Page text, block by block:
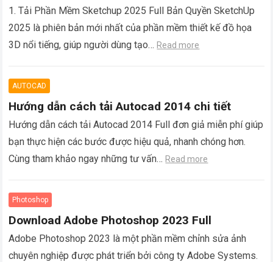
1. Tải Phần Mềm Sketchup 2025 Full Bản Quyền SketchUp
2025 là phiên bản mới nhất của phần mềm thiết kế đồ họa
3D nổi tiếng, giúp người dùng tạo… Read more
AUTOCAD
Hướng dẫn cách tải Autocad 2014 chi tiết
Hướng dẫn cách tải Autocad 2014 Full đơn giả miễn phí giúp
bạn thực hiện các bước được hiệu quả, nhanh chóng hơn.
Cùng tham khảo ngay những tư vấn… Read more
Photoshop
Download Adobe Photoshop 2023 Full
Adobe Photoshop 2023 là một phần mềm chỉnh sửa ảnh
chuyên nghiệp được phát triển bởi công ty Adobe Systems.